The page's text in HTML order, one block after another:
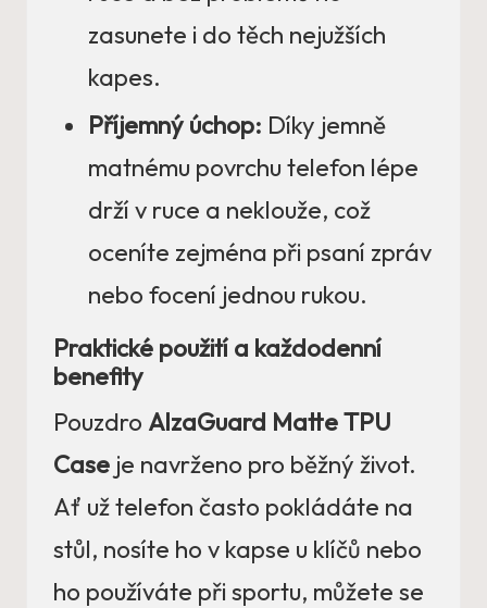
zasunete i do těch nejužších
kapes.
Příjemný úchop: Díky jemně
matnému povrchu telefon lépe
drží v ruce a neklouže, což
oceníte zejména při psaní zpráv
nebo focení jednou rukou.
Praktické použití a každodenní
benefity
Pouzdro AlzaGuard Matte TPU
Case je navrženo pro běžný život.
Ať už telefon často pokládáte na
stůl, nosíte ho v kapse u klíčů nebo
ho používáte při sportu, můžete se